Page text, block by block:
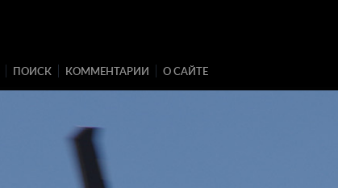
ПОИСК КОММЕНТАРИИ О САЙТЕ